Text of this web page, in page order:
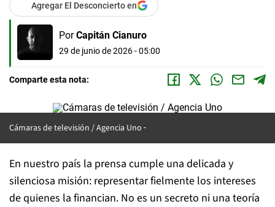
Agregar El Desconcierto en
Por Capitán Cianuro
29 de junio de 2026 - 05:00
Comparte esta nota:
Cámaras de televisión / Agencia Uno
En nuestro país la prensa cumple una delicada y
silenciosa misión: representar fielmente los intereses
de quienes la financian. No es un secreto ni una teoría